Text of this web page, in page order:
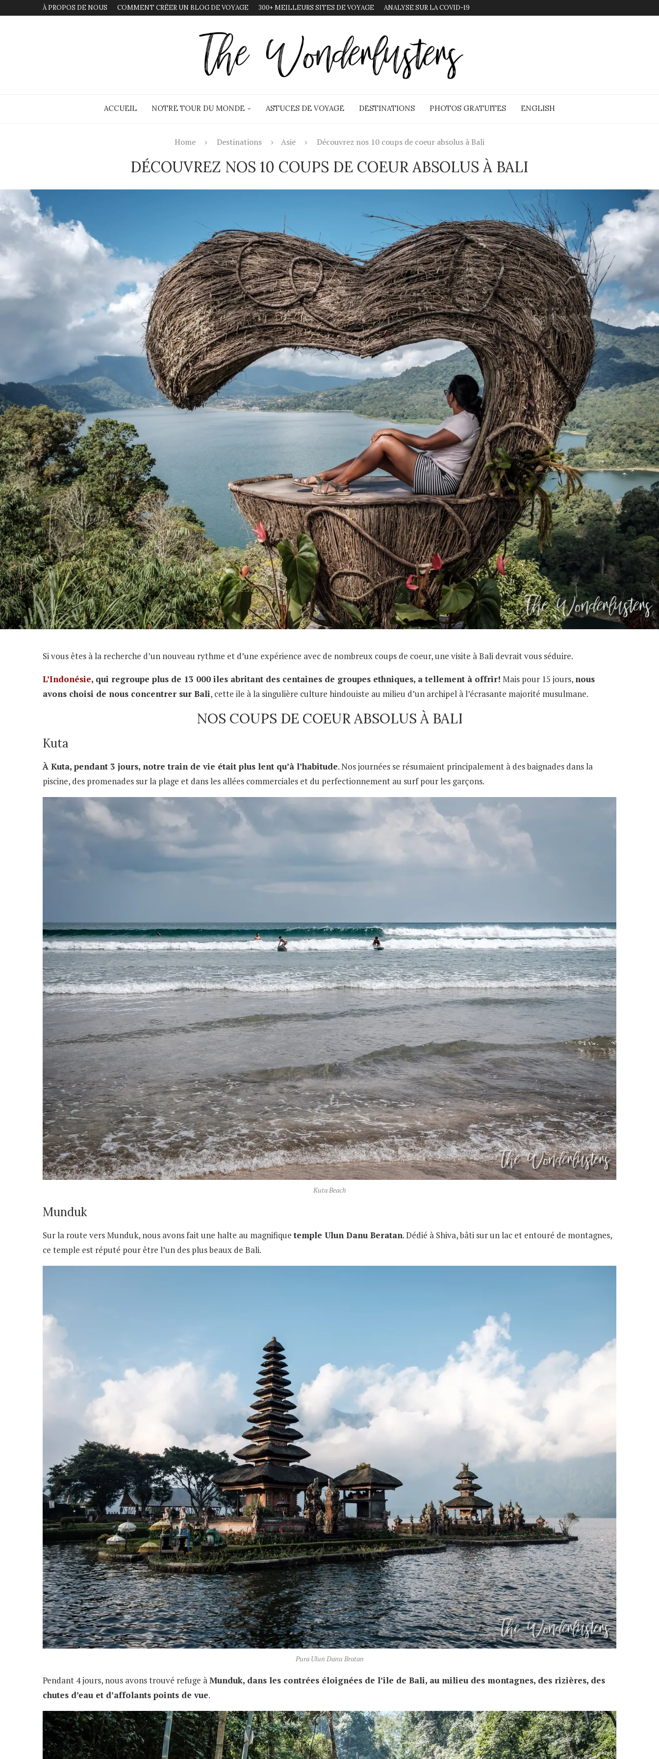
À PROPOS DE NOUS COMMENT CRÉER UN BLOG DE VOYAGE 300+ MEILLEURS SITES DE VOYAGE ANALYSE SUR LA COVID-19
ACCUEIL NOTRE TOUR DU MONDE ASTUCES DE VOYAGE DESTINATIONS PHOTOS GRATUITES ENGLISH
Home Destinations Asie Découvrez nos 10 coups de coeur absolus à Bali
DÉCOUVREZ NOS 10 COUPS DE COEUR ABSOLUS À BALI
Si vous êtes à la recherche d’un nouveau rythme et d’une expérience avec de nombreux coups de coeur, une visite à Bali devrait vous séduire.
L’Indonésie, qui regroupe plus de 13 000 iles abritant des centaines de groupes ethniques, a tellement à offrir! Mais pour 15 jours, nous
avons choisi de nous concentrer sur Bali, cette ile à la singulière culture hindouiste au milieu d’un archipel à l’écrasante majorité musulmane.
NOS COUPS DE COEUR ABSOLUS À BALI
Kuta
À Kuta, pendant 3 jours, notre train de vie était plus lent qu’à l’habitude. Nos journées se résumaient principalement à des baignades dans la
piscine, des promenades sur la plage et dans les allées commerciales et du perfectionnement au surf pour les garçons.
Kuta Beach
Munduk
Sur la route vers Munduk, nous avons fait une halte au magnifiquetemple Ulun Danu Beratan. Dédié à Shiva, bâti sur un lac et entouré de montagnes,
ce temple est réputé pour être l’un des plus beaux de Bali.
Pura Ulun Danu Bratan
Pendant 4 jours, nous avons trouvé refuge àMunduk, dans les contrées éloignées de l’ile de Bali, au milieu des montagnes, des rizières, des
chutes d’eau et d’affolants points de vue.